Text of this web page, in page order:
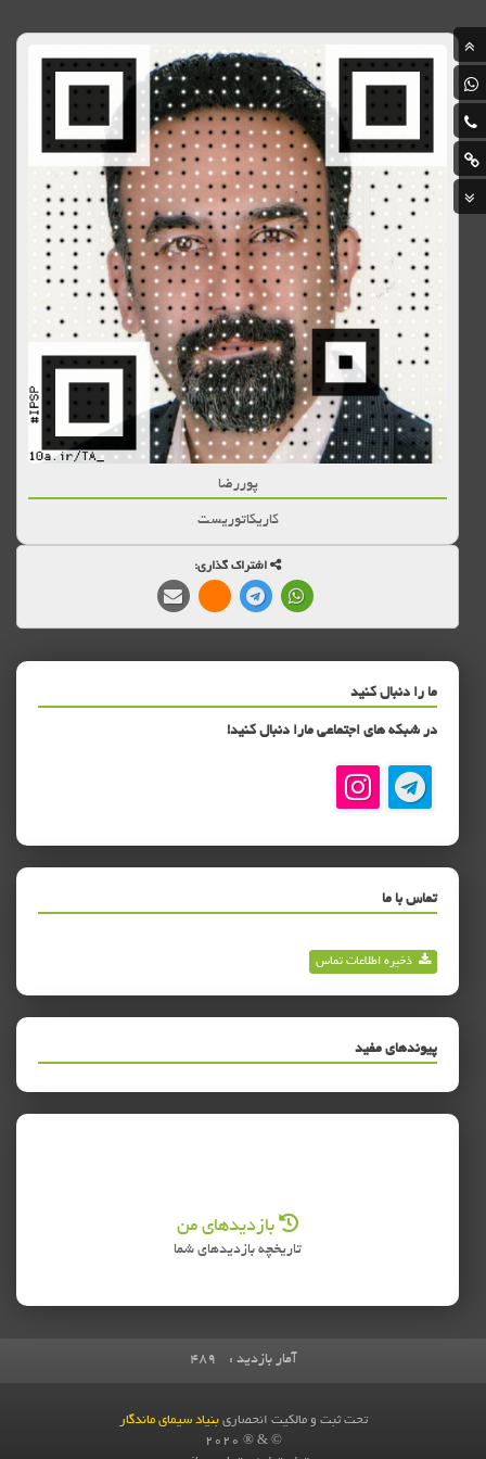
پوررضا
کاریکاتوریست
اشتراک گذاری:
ما را دنبال کنید
در شبکه های اجتماعی مارا دنبال کنید!
تماس با ما
ذخیره اطلاعات تماس
پیوندهای مفید
بازدیدهای من
تاریخچه بازدیدهای شما
آمار بازدید : 489
تحت ثبت و مالکیت انحصاریبنیاد سیمای ماندگار
© & ® 2020